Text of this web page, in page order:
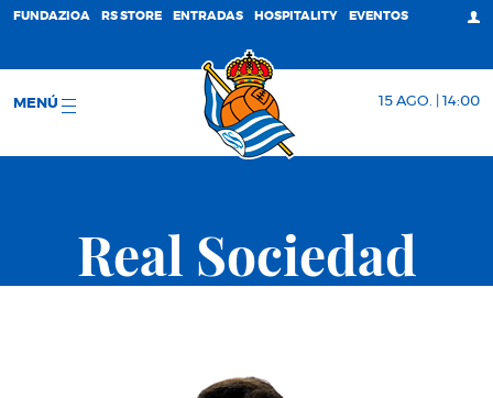
FUNDAZIOA RS STORE ENTRADAS HOSPITALITY EVENTOS
MENÚ 15 AGO. | 14:00
Real Sociedad